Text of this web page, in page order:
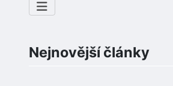
Nejnovější články